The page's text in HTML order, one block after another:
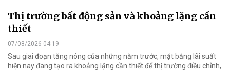
Thị trường bất động sản và khoảng lặng cần
thiết
07/08/2026 04:19
Sau giai đoạn tăng nóng của những năm trước, mặt bằng lãi suất
hiện nay đang tạo ra khoảng lặng cần thiết để thị trường điều chỉnh,